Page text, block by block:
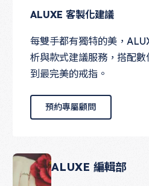
ALUXE 客製化建議
每雙手都有獨特的美，
析與款式建議服務，搭配
到最完美的戒指。
預約專屬顧問
預約專屬顧問
ALUXE 編輯部